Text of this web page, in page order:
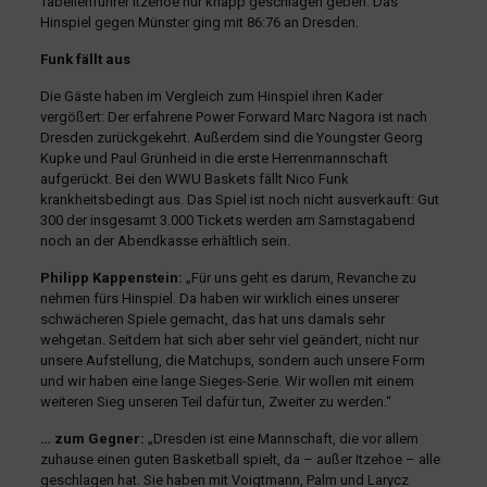
Hinspiel gegen Münster ging mit 86:76 an Dresden.
Funk fällt aus
Die Gäste haben im Vergleich zum Hinspiel ihren Kader
vergößert: Der erfahrene Power Forward Marc Nagora ist nach
Dresden zurückgekehrt. Außerdem sind die Youngster Georg
Kupke und Paul Grünheid in die erste Herrenmannschaft
aufgerückt. Bei den WWU Baskets fällt Nico Funk
krankheitsbedingt aus. Das Spiel ist noch nicht ausverkauft: Gut
300 der insgesamt 3.000 Tickets werden am Samstagabend
noch an der Abendkasse erhältlich sein.
Philipp Kappenstein: „Für uns geht es darum, Revanche zu
nehmen fürs Hinspiel. Da haben wir wirklich eines unserer
schwächeren Spiele gemacht, das hat uns damals sehr
wehgetan. Seitdem hat sich aber sehr viel geändert, nicht nur
unsere Aufstellung, die Matchups, sondern auch unsere Form
und wir haben eine lange Sieges-Serie. Wir wollen mit einem
weiteren Sieg unseren Teil dafür tun, Zweiter zu werden.“
… zum Gegner: „Dresden ist eine Mannschaft, die vor allem
zuhause einen guten Basketball spielt, da – außer Itzehoe – alle
geschlagen hat. Sie haben mit Voigtmann, Palm und Larycz